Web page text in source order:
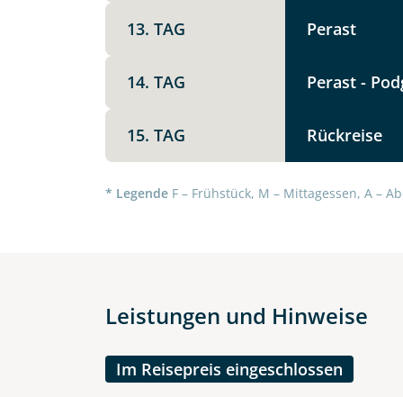
13. TAG Perast
14. TAG Perast -
15. TAG Rückreise
* Legende F – Frühstück, M – Mittagessen, A –
Leistungen und Hinweise
Im Reisepreis eingeschlossen